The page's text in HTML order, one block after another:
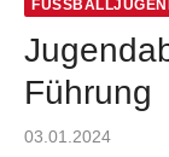
FUSSBALLJUGEND
Führung
Posted
03.01.2024